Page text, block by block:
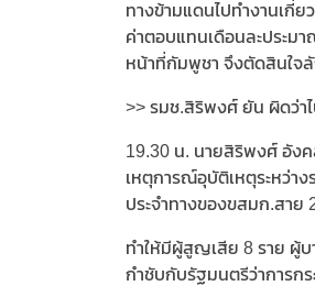
ทางข้ามแดนไปทำงานเกี่
ค่าตอบแทนเดือนละประม
หน้าที่กัมพูชา จึงตัดสินใจ
>> รมช.สิริพงศ์ ยัน ผิดว่า
19.30 น. นายสิริพงศ์ อัง
เหตุการณ์อุบัติเหตุระหว่า
ประจำทางของขสมก.สาย
ทำให้มีผู้สูญเสีย 8 ราย ผู้บ
กำชับกับรัฐมนตรีว่าการก